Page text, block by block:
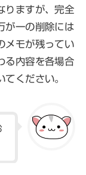
りますが、完全
が一の削除には
メモが残ってい
る内容を各場合
ください。